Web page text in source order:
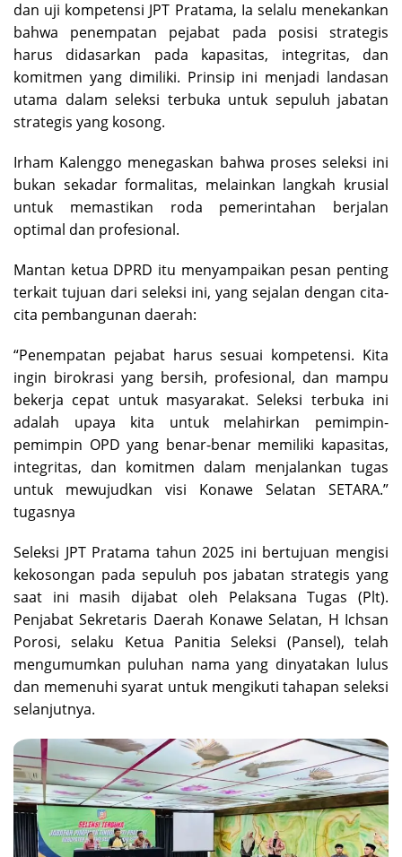
dan uji kompetensi JPT Pratama, Ia selalu menekankan
bahwa penempatan pejabat pada posisi strategis
harus didasarkan pada kapasitas, integritas, dan
komitmen yang dimiliki. Prinsip ini menjadi landasan
utama dalam seleksi terbuka untuk sepuluh jabatan
strategis yang kosong.
Irham Kalenggo menegaskan bahwa proses seleksi ini
bukan sekadar formalitas, melainkan langkah krusial
untuk memastikan roda pemerintahan berjalan
optimal dan profesional.
Mantan ketua DPRD itu menyampaikan pesan penting
terkait tujuan dari seleksi ini, yang sejalan dengan cita-
cita pembangunan daerah:
“Penempatan pejabat harus sesuai kompetensi. Kita
ingin birokrasi yang bersih, profesional, dan mampu
bekerja cepat untuk masyarakat. Seleksi terbuka ini
adalah upaya kita untuk melahirkan pemimpin-
pemimpin OPD yang benar-benar memiliki kapasitas,
integritas, dan komitmen dalam menjalankan tugas
untuk mewujudkan visi Konawe Selatan SETARA.”
tugasnya
Seleksi JPT Pratama tahun 2025 ini bertujuan mengisi
kekosongan pada sepuluh pos jabatan strategis yang
saat ini masih dijabat oleh Pelaksana Tugas (Plt).
Penjabat Sekretaris Daerah Konawe Selatan, H Ichsan
Porosi, selaku Ketua Panitia Seleksi (Pansel), telah
mengumumkan puluhan nama yang dinyatakan lulus
dan memenuhi syarat untuk mengikuti tahapan seleksi
selanjutnya.